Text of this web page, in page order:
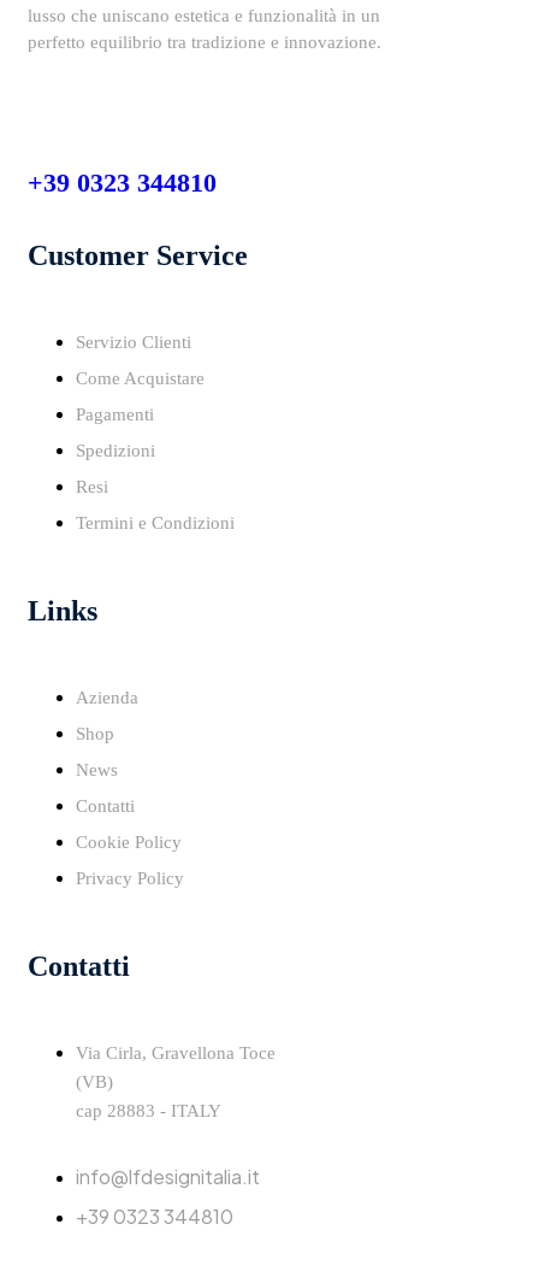
lusso che uniscano estetica e funzionalità in un
perfetto equilibrio tra tradizione e innovazione.
+39 0323 344810
Customer Service
Servizio Clienti
Come Acquistare
Pagamenti
Spedizioni
Resi
Termini e Condizioni
Links
Azienda
Shop
News
Contatti
Cookie Policy
Privacy Policy
Contatti
Via Cirla, Gravellona Toce
(VB)
cap 28883 - ITALY
info@lfdesignitalia.it
+39 0323 344810